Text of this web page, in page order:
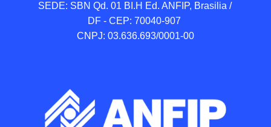
SEDE: SBN Qd. 01 BI.H Ed. ANFIP, Brasilia /
DF - CEP: 70040-907
CNPJ: 03.636.693/0001-00